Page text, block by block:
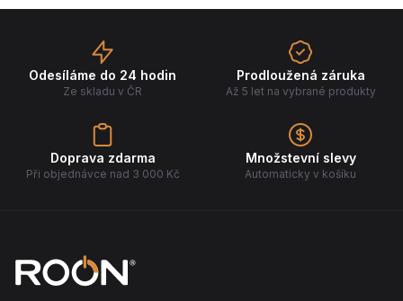
Odesíláme do 24 hodin
Ze skladu v ČR
Prodloužená záruka
Až 5 let na vybrané produkty
Doprava zdarma
Při objednávce nad 3 000 Kč
Množstevní slevy
Automaticky v košíku